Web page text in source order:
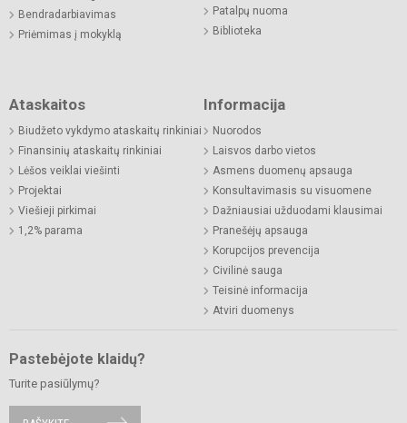
Bendradarbiavimas
Priėmimas į mokyklą
Patalpų nuoma
Biblioteka
Ataskaitos
Biudžeto vykdymo ataskaitų rinkiniai
Finansinių ataskaitų rinkiniai
Lėšos veiklai viešinti
Projektai
Viešieji pirkimai
1,2% parama
Informacija
Nuorodos
Laisvos darbo vietos
Asmens duomenų apsauga
Konsultavimasis su visuomene
Dažniausiai užduodami klausimai
Pranešėjų apsauga
Korupcijos prevencija
Civilinė sauga
Teisinė informacija
Atviri duomenys
Pastebėjote klaidų?
Turite pasiūlymų?